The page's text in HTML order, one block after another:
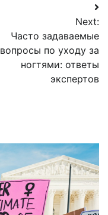
Next:
Часто задаваемые
вопросы по уходу за
ногтями: ответы
экспертов